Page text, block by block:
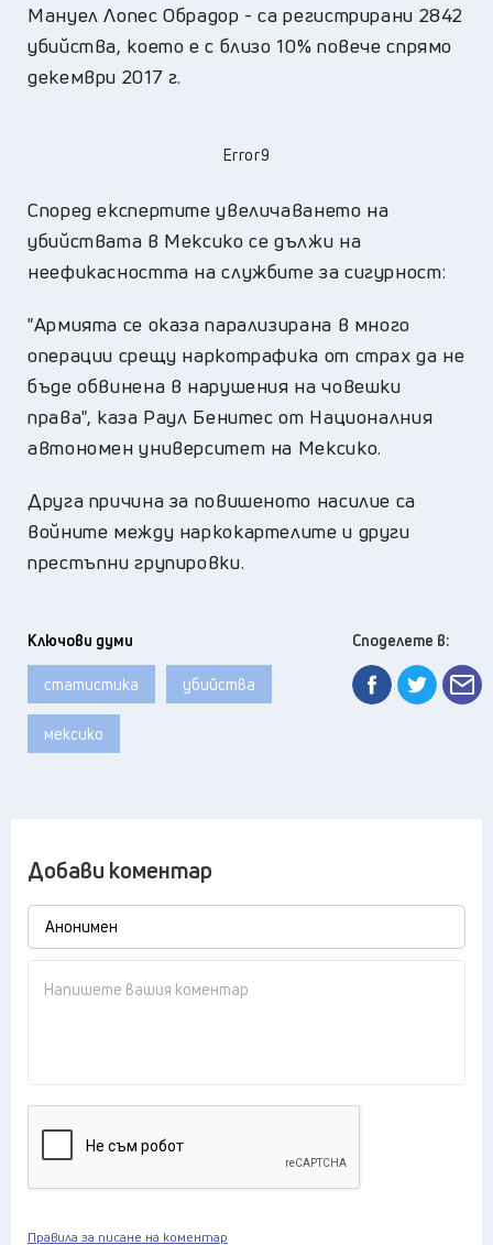
Мануел Лопес Обрадор - са регистрирани 2842
убийства, което е с близо 10% повече спрямо
декември 2017 г.
Error9
Според експертите увеличаването на
убийствата в Мексико се дължи на
неефикасността на службите за сигурност:
"Армията се оказа парализирана в много
операции срещу наркотрафика от страх да не
бъде обвинена в нарушения на човешки
права", каза Раул Бенитес от Националния
автономен университет на Мексико.
Друга причина за повишеното насилие са
войните между наркокартелите и други
престъпни групировки.
Ключови думи
статистика убийства
мексико
Споделете в:
Добави коментар
Правила за писане на коментар